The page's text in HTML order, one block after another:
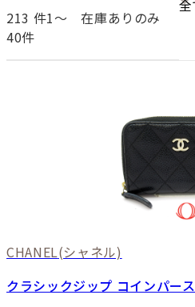
213 件1〜
40件
在庫ありのみ
CHANEL(シャネル)
クラシックジップ コインパース